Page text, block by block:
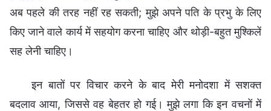
अब पहले की तरह नहीं रह सकती; मुझे अपने पति के प्रभु के लिए
किए जाने वाले कार्य में सहयोग करना चाहिए और थोड़ी-बहुत मुश्किलें
सह लेनी चाहिए।
इन बातों पर विचार करने के बाद मेरी मनोदशा में सशक्त
बदलाव आया, जिससे वह बेहतर हो गई। मुझे लगा कि इन वचनों में